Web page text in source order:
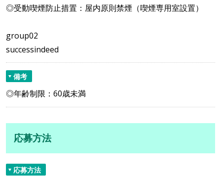
◎受動喫煙防止措置：屋内原則禁煙（喫煙専用室設置）
group02
successindeed
備考
◎年齢制限：60歳未満
応募方法
応募方法